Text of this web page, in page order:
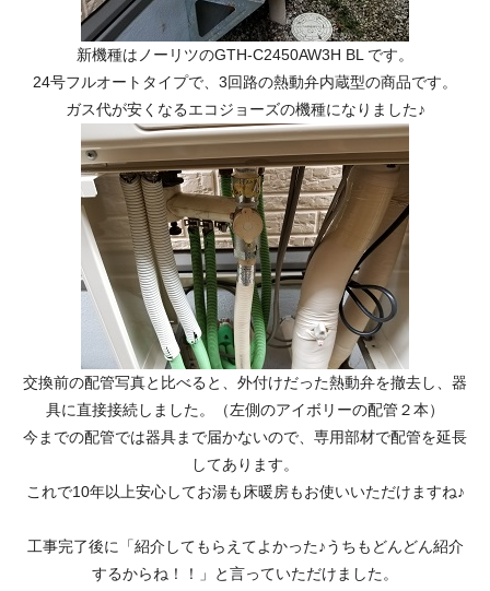
新機種はノーリツのGTH-C2450AW3H BL です。
24号フルオートタイプで、3回路の熱動弁内蔵型の商品です。
ガス代が安くなるエコジョーズの機種になりました♪
交換前の配管写真と比べると、外付けだった熱動弁を撤去し、器
具に直接接続しました。（左側のアイボリーの配管２本）
今までの配管では器具まで届かないので、専用部材で配管を延長
してあります。
これで10年以上安心してお湯も床暖房もお使いいただけますね♪
工事完了後に「紹介してもらえてよかった♪うちもどんどん紹介
するからね！！」と言っていただけました。